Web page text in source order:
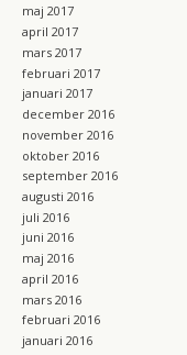
maj 2017
april 2017
mars 2017
februari 2017
januari 2017
december 2016
november 2016
oktober 2016
september 2016
augusti 2016
juli 2016
juni 2016
maj 2016
april 2016
mars 2016
februari 2016
januari 2016